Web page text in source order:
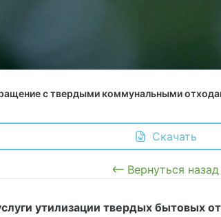
с твердыми коммунальными
Скачать
Вернуться назад
утилизации твердых бытовых